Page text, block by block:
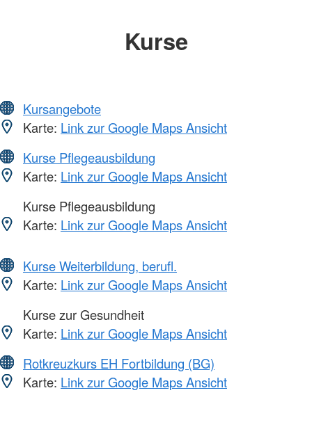
Kurse
Kursangebote
Karte: Link zur Google Maps Ansicht
Kurse Pflegeausbildung
Karte: Link zur Google Maps Ansicht
Kurse Pflegeausbildung
Karte: Link zur Google Maps Ansicht
Kurse Weiterbildung, berufl.
Karte: Link zur Google Maps Ansicht
Kurse zur Gesundheit
Karte: Link zur Google Maps Ansicht
Rotkreuzkurs EH Fortbildung (BG)
Karte: Link zur Google Maps Ansicht